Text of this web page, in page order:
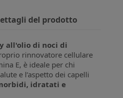
del prodotto
all'olio di noci di
rinnovatore cellulare
E, è ideale per chi
e l’aspetto dei capelli
idratati e